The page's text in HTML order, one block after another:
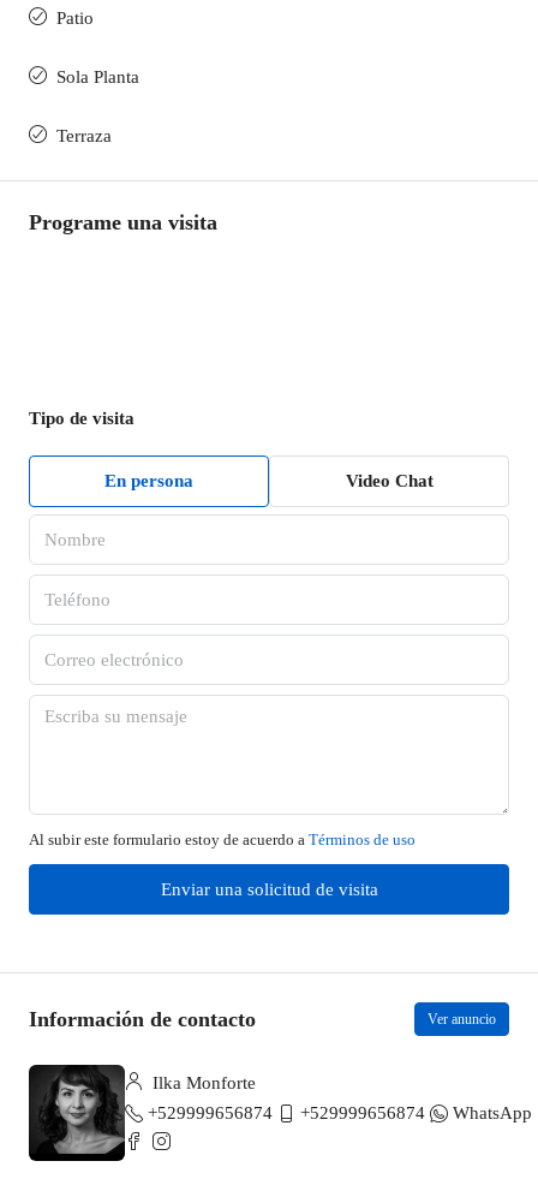
Patio
Sola Planta
Terraza
Programe una visita
Tipo de visita
En persona Video Chat
Al subir este formulario estoy de acuerdo a Términos de uso
Enviar una solicitud de visita
Información de contacto Ver anuncio
Ilka Monforte
+529999656874
+529999656874 WhatsApp